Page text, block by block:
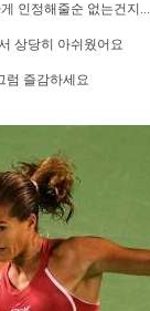
인정해줄순 없는건지
상당히 아쉬웠어요
럼 즐감하세요